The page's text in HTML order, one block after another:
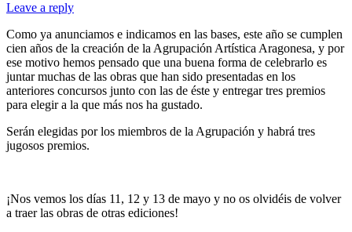
Leave a reply
Como ya anunciamos e indicamos en las bases, este año se cumplen
cien años de la creación de la Agrupación Artística Aragonesa, y por
ese motivo hemos pensado que una buena forma de celebrarlo es
juntar muchas de las obras que han sido presentadas en los
anteriores concursos junto con las de éste y entregar tres premios
para elegir a la que más nos ha gustado.
Serán elegidas por los miembros de la Agrupación y habrá tres
jugosos premios.
¡Nos vemos los días 11, 12 y 13 de mayo y no os olvidéis de volver
a traer las obras de otras ediciones!